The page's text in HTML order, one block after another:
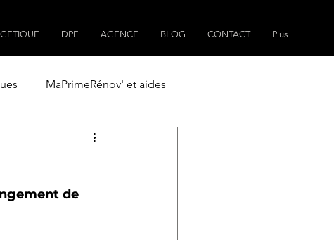
DPE AGENCE BLOG CONTACT Plus
MaPrimeRénov' et aides
Plans de maisons
de